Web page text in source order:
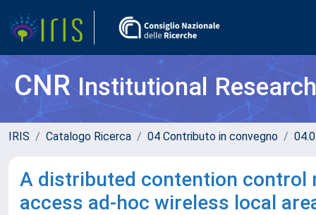
CNRInstitutional
IRIS Catalogo Ricerca 04 Contributo in convegno
A distributed contention control
access ad-hoc wireless local